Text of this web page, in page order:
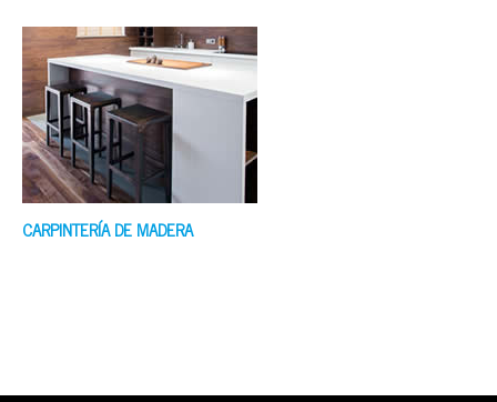
CARPINTERÍA DE MADERA